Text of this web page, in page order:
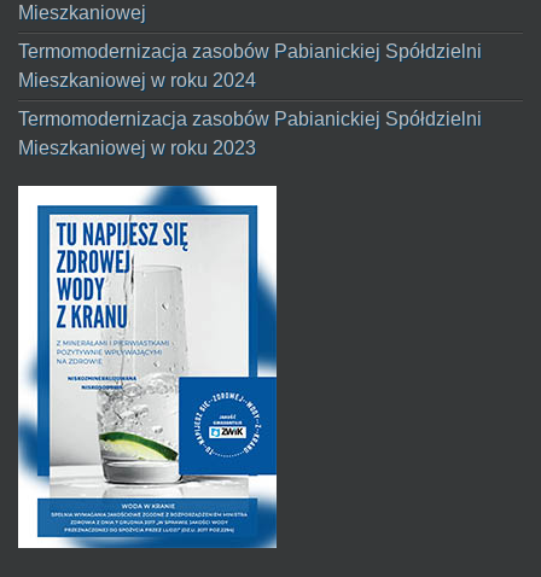
Mieszkaniowej
Termomodernizacja zasobów Pabianickiej Spółdzielni
Mieszkaniowej w roku 2024
Termomodernizacja zasobów Pabianickiej Spółdzielni
Mieszkaniowej w roku 2023